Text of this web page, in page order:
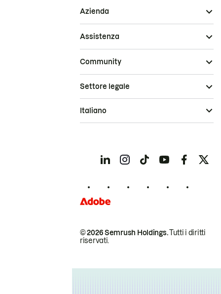
Azienda
Assistenza
Community
© 2026 Semrush Holdings.Tutti i diritti
riservati.
Settore legale
Italiano